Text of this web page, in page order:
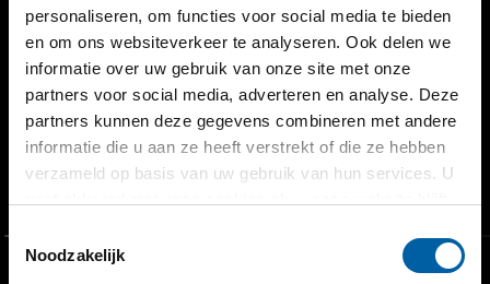
personaliseren, om functies voor social media te bieden
en om ons websiteverkeer te analyseren. Ook delen we
informatie over uw gebruik van onze site met onze
partners voor social media, adverteren en analyse. Deze
partners kunnen deze gegevens combineren met andere
informatie die u aan ze heeft verstrekt of die ze hebben
verzameld op basis van uw gebruik van hun services. U
Toestemmingsselectie
Noodzakelijk